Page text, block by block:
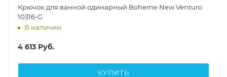
Крючок для ванной одинарный Boheme New Venturo
10316-G
В наличии
4 613 Руб.
КУПИТЬ